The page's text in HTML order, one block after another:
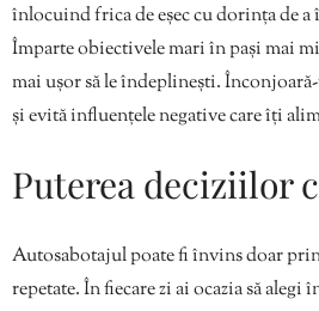
înlocuind frica de eșec cu dorința de a
Împarte obiectivele mari în pași mai
mai ușor să le îndeplinești.
și evită influențele negative care îți
Puterea deciziilor
Autosabotajul poate fi învins doar
repetate. În fiecare zi ai ocazia să